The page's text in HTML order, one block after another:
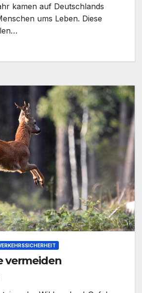
kamen auf Deutschlands
ums Leben. Diese
vermeiden